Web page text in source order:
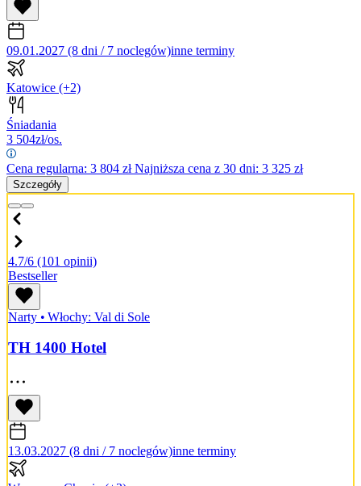
09.01.2027 (8 dni / 7 noclegów)inne terminy
Katowice (+2)
Śniadania
3 504zł/os.
Cena regularna: 3 804 złNajniższa cena z 30 dni: 3 325 zł
Szczegóły
4.7/6 (101 opinii)
Bestseller
Narty • Włochy: Val di Sole
TH 1400 Hotel
13.03.2027 (8 dni / 7 noclegów)inne terminy